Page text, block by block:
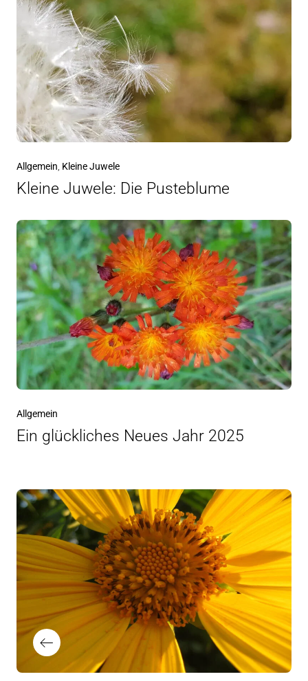
Allgemein Kleine Juwele
Kleine Juwele: Die Pusteblume
Allgemein
Ein glückliches Neues Jahr 2025
Beitragsnavigation